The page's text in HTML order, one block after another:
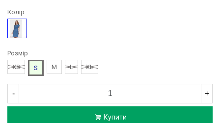
Колір
Синій
Розмір
XS
S M L XL
- +
Купити